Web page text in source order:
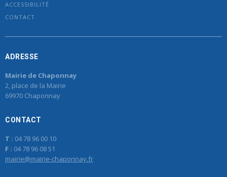
ACCESSIBILITÉ
CONTACT
ADRESSE
Mairie de Chaponnay
2, place de la Mairie
69970 Chaponnay
CONTACT
T : 04 78 96 00 10
F : 04 78 96 08 51
mairie@mairie-chaponnay.fr